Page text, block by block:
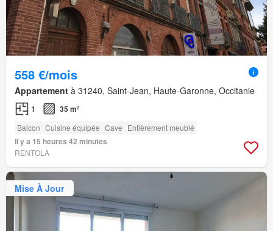
558 €/mois
Appartement à 31240, Saint-Jean, Haute-Garonne, Occitanie
1 35 m²
Balcon Cuisine équipée Cave Entièrement meublé
Il y a 15 heures 42 minutes
RENTOLA
Mise À Jour